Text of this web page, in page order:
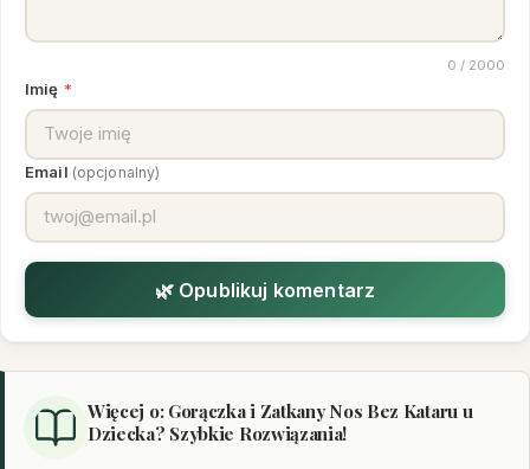
0 / 2000
Imię *
Email (opcjonalny)
🌿 Opublikuj komentarz
Więcej o: Gorączka i Zatkany Nos Bez Kataru u
Dziecka? Szybkie Rozwiązania!